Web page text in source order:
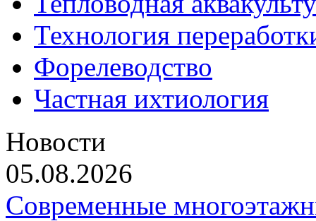
Технология
Форелеводство
Частная ихтиология
Новости
05.08.2026
Современные